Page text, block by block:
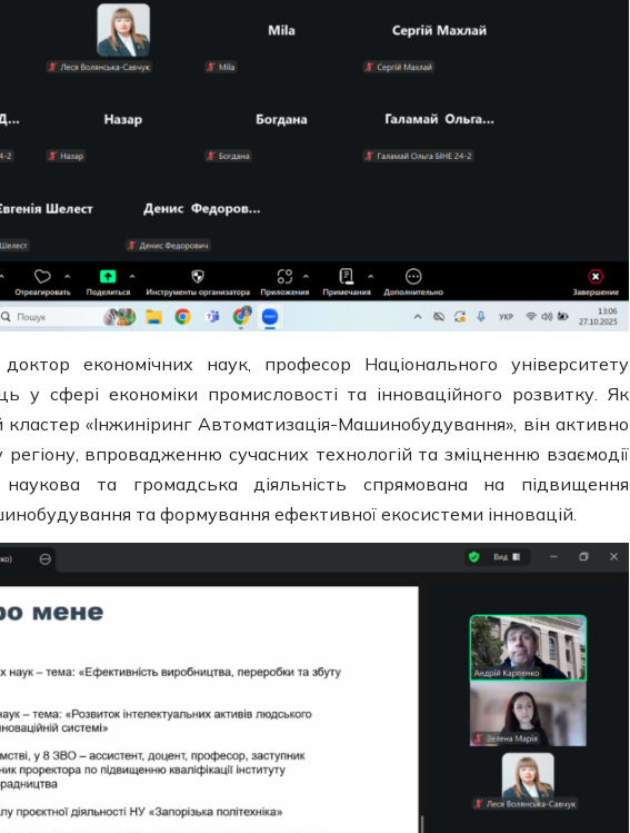
економічних наук, професор Національного університету
у сфері економіки промисловості та інноваційного розвитку. Як
кластер «Інжиніринг Автоматизація-Машинобудування», він активно
впровадженню сучасних технологій та зміцненню взаємодії
та громадська діяльність спрямована на підвищення
та формування ефективної екосистеми інновацій.